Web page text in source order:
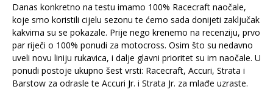
Danas konkretno na testu imamo 100% Racecraft naočale,
koje smo koristili cijelu sezonu te ćemo sada donijeti zaključak
kakvima su se pokazale. Prije nego krenemo na recenziju, prvo
par riječi o 100% ponudi za motocross. Osim što su nedavno
uveli novu liniju rukavica, i dalje glavni prioritet su im naočale. U
ponudi postoje ukupno šest vrsti: Racecraft, Accuri, Strata i
Barstow za odrasle te Accuri Jr. i Strata Jr. za mlađe uzraste.